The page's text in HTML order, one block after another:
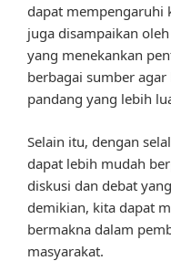
dapat mempengaruhi
juga disampaikan
yang menekankan
berbagai sumber
pandang yang lebih
Selain itu, dengan
dapat lebih mudah
diskusi dan debat
demikian, kita dapat
bermakna dalam
masyarakat.